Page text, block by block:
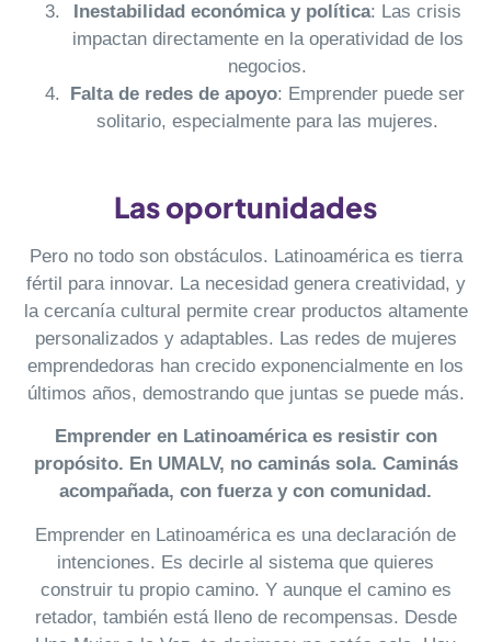
Inestabilidad económica y política: Las crisis
impactan directamente en la operatividad de los
negocios.
Falta de redes de apoyo: Emprender puede ser
solitario, especialmente para las mujeres.
Las oportunidades
Pero no todo son obstáculos. Latinoamérica es tierra
fértil para innovar. La necesidad genera creatividad, y
la cercanía cultural permite crear productos altamente
personalizados y adaptables. Las redes de mujeres
emprendedoras han crecido exponencialmente en los
últimos años, demostrando que juntas se puede más.
Emprender en Latinoamérica es resistir con
propósito. En UMALV, no caminás sola. Caminás
acompañada, con fuerza y con comunidad.
Emprender en Latinoamérica es una declaración de
intenciones. Es decirle al sistema que quieres
construir tu propio camino. Y aunque el camino es
retador, también está lleno de recompensas. Desde